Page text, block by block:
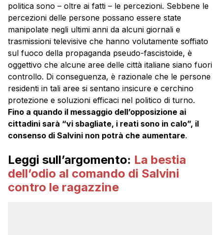
politica sono – oltre ai fatti – le percezioni. Sebbene le
percezioni delle persone possano essere state
manipolate negli ultimi anni da alcuni giornali e
trasmissioni televisive che hanno volutamente soffiato
sul fuoco della propaganda pseudo-fascistoide, è
oggettivo che alcune aree delle città italiane siano fuori
controllo. Di conseguenza, è razionale che le persone
residenti in tali aree si sentano insicure e cerchino
protezione e soluzioni efficaci nel politico di turno.
Fino a quando il messaggio dell’opposizione ai
cittadini sarà “vi sbagliate, i reati sono in calo”, il
consenso di Salvini non potrà che aumentare.
Leggi sull’argomento: La bestia
dell’odio al comando di Salvini
contro le ragazzine